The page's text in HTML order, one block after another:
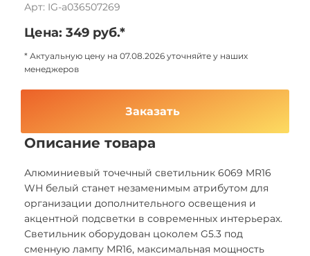
Арт: IG-a036507269
Цена: 349 руб.*
* Актуальную цену на 07.08.2026 уточняйте у наших
менеджеров
Заказать
Описание товара
Алюминиевый точечный светильник 6069 MR16
WH белый станет незаменимым атрибутом для
организации дополнительного освещения и
акцентной подсветки в современных интерьерах.
Светильник оборудован цоколем G5.3 под
сменную лампу MR16, максимальная мощность